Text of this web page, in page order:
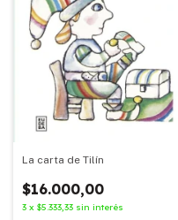
La carta de Tilín
$16.000,00
3 x $5.333,33 sin interés